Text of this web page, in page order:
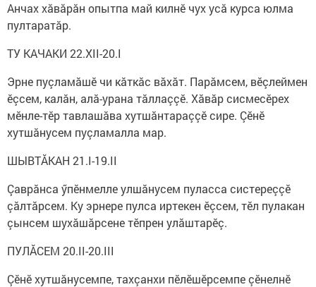
Анчах хăвăрăн опытпа май килнӗ чух усă курса юлма
пултаратăр.
ТУ КАЧАКИ 22.XII-20.I
Эрне пуçламăшӗ чи кăткăс вăхăт. Парăмсем, вӗçлеймен
ӗçсем, калăн, алă-урана тăллаççӗ. Хăвăр сисмесӗрех
мӗнле-тӗр тавлашăва хутшăнтараççӗ сире. Çӗнӗ
хутшăнусем пуçламалла мар.
ШЫВТĂКАН 21.I-19.II
Çаврăнса ӳпӗнмелле улшăнусем пуласса систереççӗ
çăлтăрсем. Ку эрнере пулса иртекен ӗçсем, тӗл пулакан
çынсем шухăшăрсене тӗпрен улăштарӗç.
ПУЛĂСЕМ 20.II-20.III
Çӗнӗ хутшăнусемпе, тахçанхи пӗлӗшӗрсемпе çӗнелнӗ